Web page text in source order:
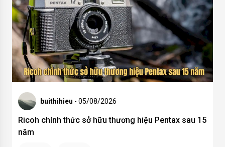
buithihieu - 05/08/2026
Ricoh chính thức sở hữu thương hiệu Pentax sau 15
năm